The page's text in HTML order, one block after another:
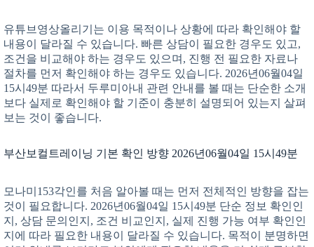
유튜브영상올리기는 이용 목적이나 상황에 따라 확인해야 할
내용이 달라질 수 있습니다. 빠른 상담이 필요한 경우도 있고,
조건을 비교해야 하는 경우도 있으며, 진행 전 필요한 자료나
절차를 먼저 확인해야 하는 경우도 있습니다. 2026년06월04일
15시49분 따라서 두루미아내 관련 안내를 볼 때는 단순한 소개
보다 실제로 확인해야 할 기준이 충분히 설명되어 있는지 살펴
보는 것이 좋습니다.
부산보컬트레이닝 기본 확인 방향 2026년06월04일 15시49분
모나미153각인를 처음 알아볼 때는 먼저 전체적인 방향을 잡는
것이 필요합니다. 2026년06월04일 15시49분 단순 정보 확인인
지, 상담 문의인지, 조건 비교인지, 실제 진행 가능 여부 확인인
지에 따라 필요한 내용이 달라질 수 있습니다. 목적이 분명하면